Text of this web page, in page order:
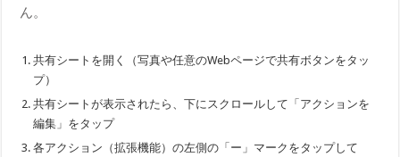
ん。
共有シートを開く（写真や任意のWebページで共有ボタンをタッ
プ）
共有シートが表示されたら、下にスクロールして「アクションを
編集」をタップ
各アクション（拡張機能）の左側の「ー」マークをタップして